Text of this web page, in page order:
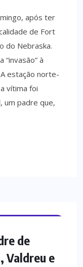
após ter
de Fort
do Nebraska.
à
estação norte-
vítima foi
um padre que,
de
Valdreu e